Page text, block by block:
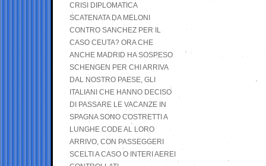
CRISI DIPLOMATICA
SCATENATA DA MELONI
CONTRO SANCHEZ PER IL
CASO CEUTA? ORA CHE
ANCHE MADRID HA SOSPESO
SCHENGEN PER CHI ARRIVA
DAL NOSTRO PAESE, GLI
ITALIANI CHE HANNO DECISO
DI PASSARE LE VACANZE IN
SPAGNA SONO COSTRETTI A
LUNGHE CODE AL LORO
ARRIVO, CON PASSEGGERI
SCELTI A CASO O INTERI AEREI